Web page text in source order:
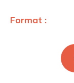
Format :